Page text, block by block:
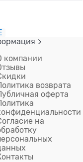
компании
возврата
оферта
на